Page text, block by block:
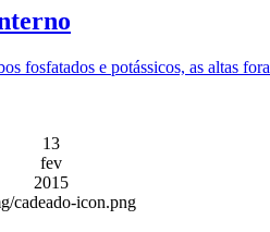
fosfatados e potássicos, as altas
13
fev
2015